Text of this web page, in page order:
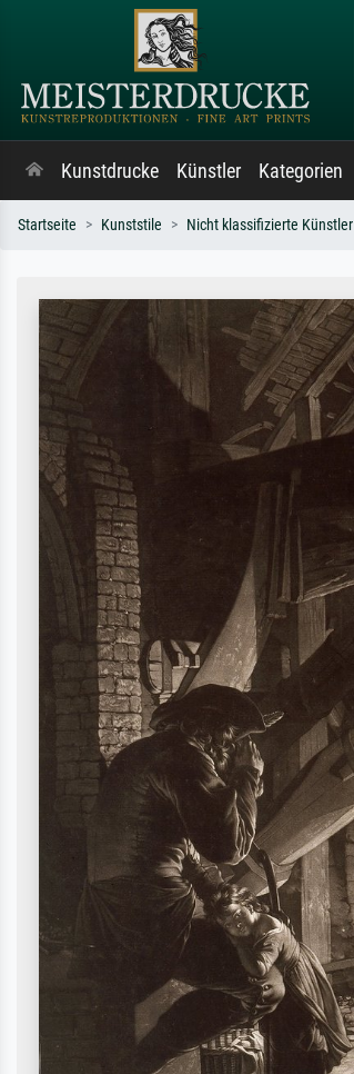
Kunstdrucke Künstler Kategorien
Startseite Kunststile Nicht klassifizierte Künstler